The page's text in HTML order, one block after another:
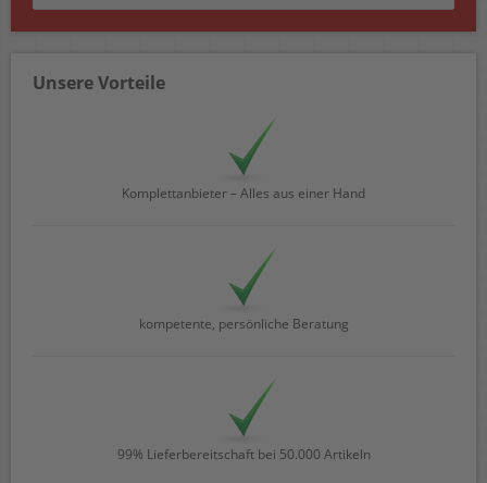
Unsere Vorteile
Komplettanbieter – Alles aus einer Hand
kompetente, persönliche Beratung
99% Lieferbereitschaft bei 50.000 Artikeln